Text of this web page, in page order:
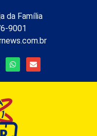
da Família
9001